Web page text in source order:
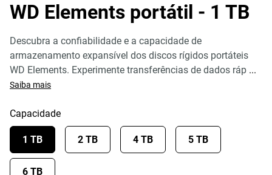
WD Elements portátil - 1 TB
Descubra a confiabilidade e a capacidade de
armazenamento expansível dos discos rígidos portáteis
WD Elements. Experimente transferências de dados ráp ...
Saiba mais
Capacidade
1 TB 2 TB 4 TB 5 TB
6 TB